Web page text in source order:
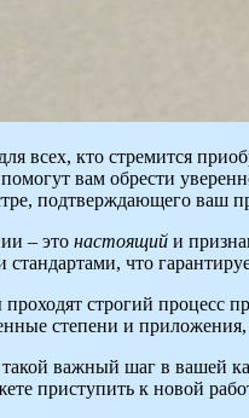
всех, кто стремится
вам обрести
подтверждающего ваш
– это настоящий и
стандартами, что
строгий процесс
степени и
такой важный шаг в вашей
приступить к новой